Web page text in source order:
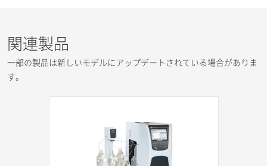
関連製品
一部の製品は新しいモデルにアップデートされている場合がありま
す。